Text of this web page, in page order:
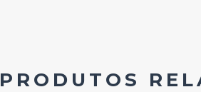
PRODUTOS